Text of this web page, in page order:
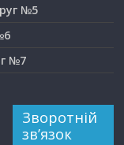
№5
№7
Зворотній
зв’язок